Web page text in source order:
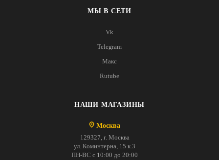
МЫ В СЕТИ
Vk
Telegram
Макс
Rutube
НАШИ МАГАЗИНЫ
Москва
129327, г. Москва
ул. Коминтерна, 15 к.3
ПН-ВС с 10:00 до 20:00